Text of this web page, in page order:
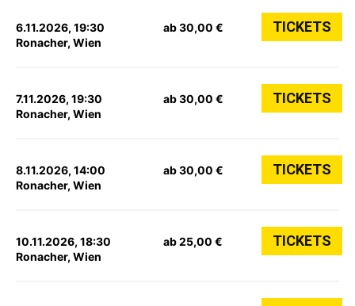
6.11.2026, 19:30
Ronacher, Wien
ab 30,00 € TICKETS
7.11.2026, 19:30
Ronacher, Wien
ab 30,00 € TICKETS
8.11.2026, 14:00
Ronacher, Wien
ab 30,00 € TICKETS
10.11.2026, 18:30
Ronacher, Wien
ab 25,00 € TICKETS